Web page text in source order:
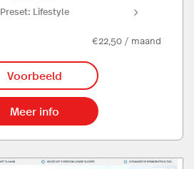
Preset: Lifestyle
€22,50 / maand
Voorbeeld
Meer info